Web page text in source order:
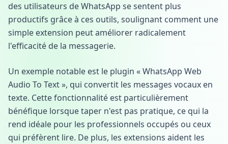
des utilisateurs de WhatsApp se sentent plus
productifs grâce à ces outils, soulignant comment une
simple extension peut améliorer radicalement
l'efficacité de la messagerie.
Un exemple notable est le plugin « WhatsApp Web
Audio To Text », qui convertit les messages vocaux en
texte. Cette fonctionnalité est particulièrement
bénéfique lorsque taper n'est pas pratique, ce qui la
rend idéale pour les professionnels occupés ou ceux
qui préfèrent lire. De plus, les extensions aident les